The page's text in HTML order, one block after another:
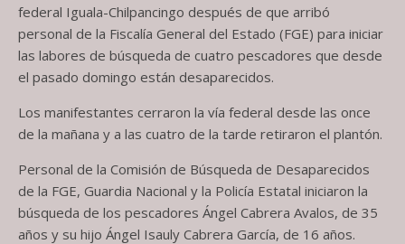
federal Iguala-Chilpancingo después de que arribó
personal de la Fiscalía General del Estado (FGE) para iniciar
las labores de búsqueda de cuatro pescadores que desde
el pasado domingo están desaparecidos.
Los manifestantes cerraron la vía federal desde las once
de la mañana y a las cuatro de la tarde retiraron el plantón.
Personal de la Comisión de Búsqueda de Desaparecidos
de la FGE, Guardia Nacional y la Policía Estatal iniciaron la
búsqueda de los pescadores Ángel Cabrera Avalos, de 35
años y su hijo Ángel Isauly Cabrera García, de 16 años.